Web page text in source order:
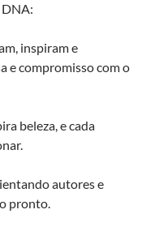
DNA:
inspiram e
e compromisso com o
beleza, e cada
autores e
pronto.